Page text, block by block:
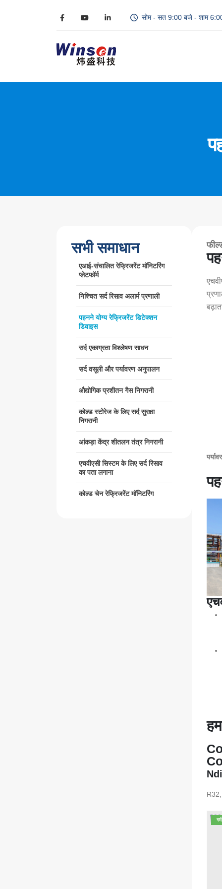
सोम - सत 9:00 बजे - शाम
सभी समाधान
एआई-संचालित रेफ्रिजरेंट मॉनिटरिंग
प्लेटफॉर्म
निश्चित सर्द रिसाव अलार्म प्रणाली
पहनने योग्य रेफ्रिजरेंट डिटेक्शन
डिवाइस
सर्द एकाग्रता विश्लेषण साधन
सर्द वसूली और पर्यावरण अनुपालन
औद्योगिक प्रशीतन गैस निगरानी
कोल्ड स्टोरेज के लिए सर्द सुरक्षा
निगरानी
आंकड़ा केंद्र शीतलन तंत्र निगरानी
एचवीएसी सिस्टम के लिए सर्द रिसाव
का पता लगाना
कोल्ड चेन रेफ्रिजरेंट मॉनिटरिंग
गर्म